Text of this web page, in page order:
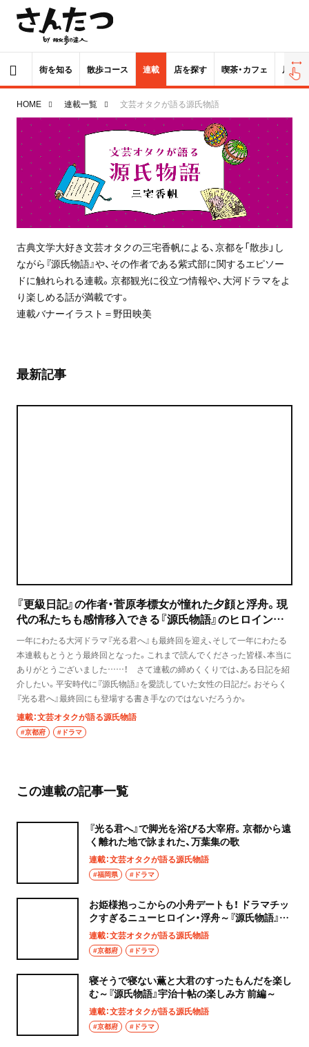
街を知る 散歩コース 連載 店を探す 喫茶・カフェ 居酒屋
HOME 連載一覧 文芸オタクが語る源氏物語
古典文学大好き文芸オタクの三宅香帆による、京都を「散歩」し
ながら『源氏物語』や、その作者である紫式部に関するエピソー
ドに触れられる連載。京都観光に役立つ情報や、大河ドラマをよ
り楽しめる話が満載です。
連載バナーイラスト＝野田映美
最新記事
『更級日記』の作者・菅原孝標女が憧れた夕顔と浮舟。現
代の私たちも感情移入できる『源氏物語』のヒロインた
ち
一年にわたる大河ドラマ『光る君へ』も最終回を迎え、そして一年にわたる
本連載もとうとう最終回となった。これまで読んでくださった皆様、本当に
ありがとうございました……！ さて連載の締めくくりでは、ある日記を紹
介したい。平安時代に『源氏物語』を愛読していた女性の日記だ。おそらく
『光る君へ』最終回にも登場する書き手なのではないだろうか。
連載：文芸オタクが語る源氏物語
#京都府 #ドラマ
この連載の記事一覧
『光る君へ』で脚光を浴びる大宰府。京都から遠
く離れた地で詠まれた、万葉集の歌
連載：文芸オタクが語る源氏物語
#福岡県 #ドラマ
お姫様抱っこからの小舟デートも！ ドラマチッ
クすぎるニューヒロイン・浮舟～『源氏物語』宇
治十帖の楽しみ方 後編～
連載：文芸オタクが語る源氏物語
#京都府 #ドラマ
寝そうで寝ない薫と大君のすったもんだを楽し
む～『源氏物語』宇治十帖の楽しみ方 前編～
連載：文芸オタクが語る源氏物語
#京都府 #ドラマ